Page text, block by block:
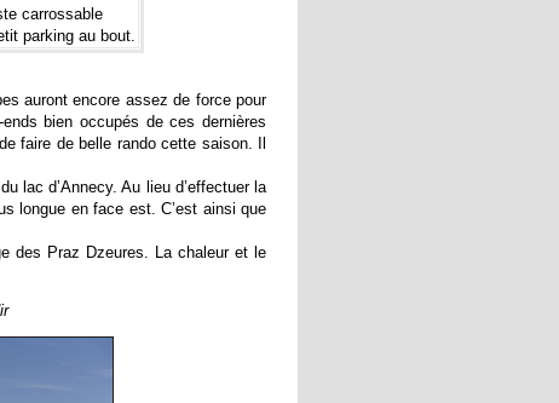
carrossable
parking au bout.
auront encore assez de force pour
bien occupés de ces dernières
faire de belle rando cette saison. Il
lac d’Annecy. Au lieu d’effectuer la
longue en face est. C’est ainsi que
des Praz Dzeures. La chaleur et le